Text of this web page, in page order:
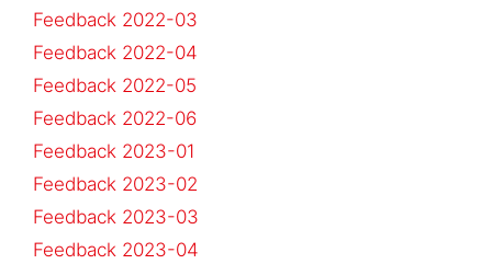
Feedback 2022-03
Feedback 2022-04
Feedback 2022-05
Feedback 2022-06
Feedback 2023-01
Feedback 2023-02
Feedback 2023-03
Feedback 2023-04